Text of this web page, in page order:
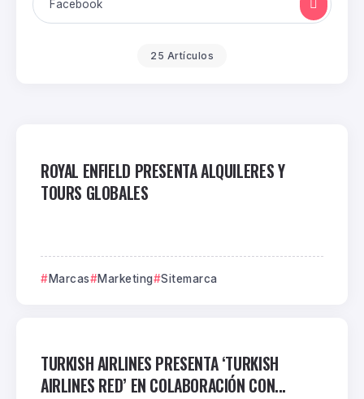
25 Artículos
ROYAL ENFIELD PRESENTA ALQUILERES Y
TOURS GLOBALES
Marcas Marketing Sitemarca
TURKISH AIRLINES PRESENTA ‘TURKISH
AIRLINES RED’ EN COLABORACIÓN CON...